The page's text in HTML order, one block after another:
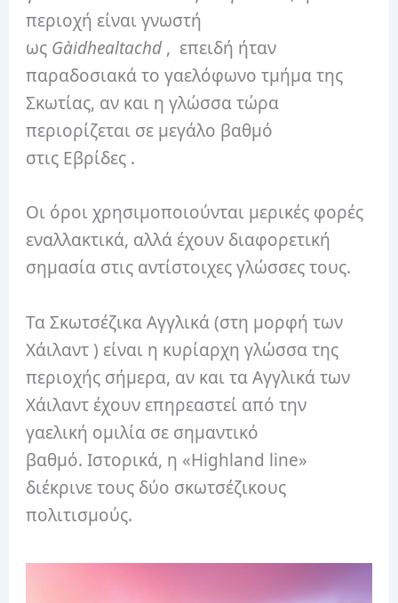
περιοχή είναι γνωστή
ως Gàidhealtachd, επειδή ήταν
παραδοσιακά το γαελόφωνο τμήμα της
Σκωτίας, αν και η γλώσσα τώρα
περιορίζεται σε μεγάλο βαθμό
στις Εβρίδες .
Οι όροι χρησιμοποιούνται μερικές φορές
εναλλακτικά, αλλά έχουν διαφορετική
σημασία στις αντίστοιχες γλώσσες τους.
Τα Σκωτσέζικα Αγγλικά (στη μορφή των
Χάιλαντ ) είναι η κυρίαρχη γλώσσα της
περιοχής σήμερα, αν και τα Αγγλικά των
Χάιλαντ έχουν επηρεαστεί από την
γαελική ομιλία σε σημαντικό
βαθμό.Ιστορικά, η «Highland line»
διέκρινε τους δύο σκωτσέζικους
πολιτισμούς.